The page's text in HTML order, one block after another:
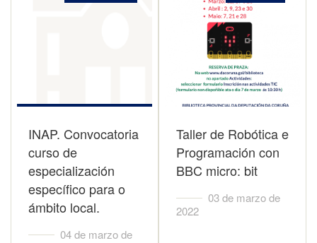
INAP. Convocatoria
curso de
especialización
específico para o
ámbito local.
04 de marzo de
Taller de Robótica e
Programación con
BBC micro: bit
03 de marzo de
2022